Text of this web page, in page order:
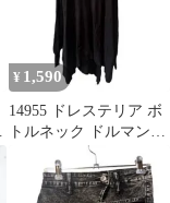
¥ 1,590
14955 ドレステリア ボ
トルネック ドルマンニ
ット プルオーバー F 黒